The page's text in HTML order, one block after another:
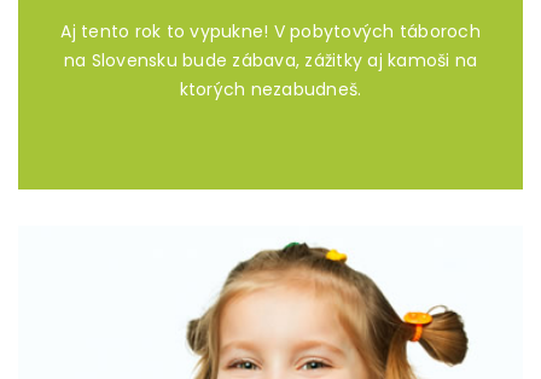
Aj tento rok to vypukne! V pobytových táboroch
na Slovensku bude zábava, zážitky aj kamoši na
ktorých nezabudneš.